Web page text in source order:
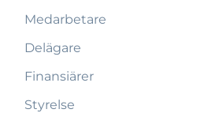
Medarbetare
Delägare
Finansiärer
Styrelse